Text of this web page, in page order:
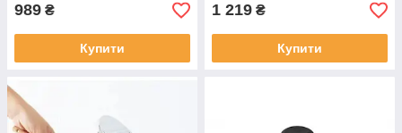
989 ₴
Купити
1 219 ₴
Купити